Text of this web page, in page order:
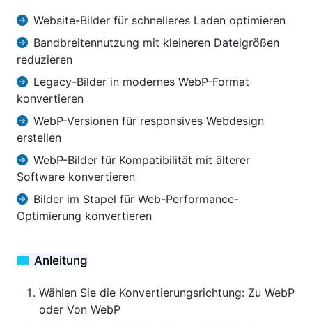
Website-Bilder für schnelleres Laden optimieren
Bandbreitennutzung mit kleineren Dateigrößen
reduzieren
Legacy-Bilder in modernes WebP-Format
konvertieren
WebP-Versionen für responsives Webdesign
erstellen
WebP-Bilder für Kompatibilität mit älterer
Software konvertieren
Bilder im Stapel für Web-Performance-
Optimierung konvertieren
Anleitung
Wählen Sie die Konvertierungsrichtung: Zu WebP
oder Von WebP